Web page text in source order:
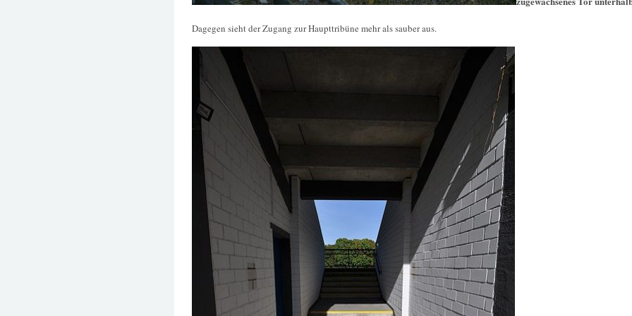
Dagegen sieht der Zugang zur Haupttribüne mehr als sauber aus.